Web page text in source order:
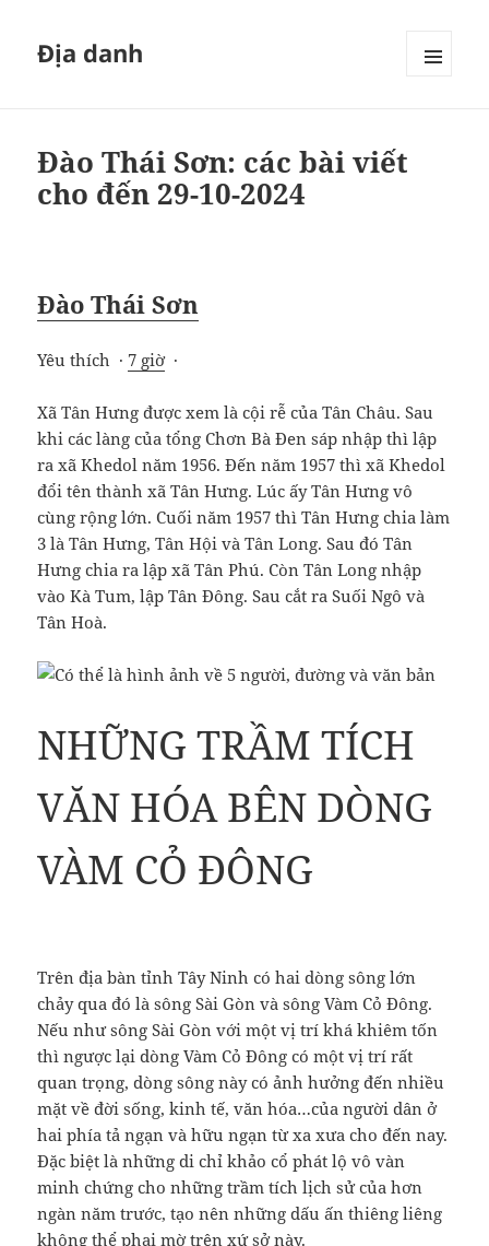
Địa danh
Đào Thái Sơn: các bài viết
cho đến 29-10-2024
Đào Thái Sơn
Yêu thích · 7 giờ·
Xã Tân Hưng được xem là cội rễ của Tân Châu. Sau
khi các làng của tổng Chơn Bà Đen sáp nhập thì lập
ra xã Khedol năm 1956. Đến năm 1957 thì xã Khedol
đổi tên thành xã Tân Hưng. Lúc ấy Tân Hưng vô
cùng rộng lớn. Cuối năm 1957 thì Tân Hưng chia làm
3 là Tân Hưng, Tân Hội và Tân Long. Sau đó Tân
Hưng chia ra lập xã Tân Phú. Còn Tân Long nhập
vào Kà Tum, lập Tân Đông. Sau cắt ra Suối Ngô và
Tân Hoà.
NHỮNG TRẦM TÍCH
VĂN HÓA BÊN DÒNG
VÀM CỎ ĐÔNG
Trên địa bàn tỉnh Tây Ninh có hai dòng sông lớn
chảy qua đó là sông Sài Gòn và sông Vàm Cỏ Đông.
Nếu như sông Sài Gòn với một vị trí khá khiêm tốn
thì ngược lại dòng Vàm Cỏ Đông có một vị trí rất
quan trọng, dòng sông này có ảnh hưởng đến nhiều
mặt về đời sống, kinh tế, văn hóa…của người dân ở
hai phía tả ngạn và hữu ngạn từ xa xưa cho đến nay.
Đặc biệt là những di chỉ khảo cổ phát lộ vô vàn
minh chứng cho những trầm tích lịch sửcủa hơn
ngàn năm trước, tạo nên những dấu ấn thiêng liêng
không thể phai mờ trên xứ sở này.